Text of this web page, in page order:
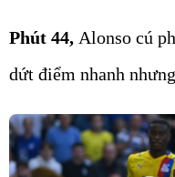
Phút 44, Alonso cú
dứt điểm nhanh